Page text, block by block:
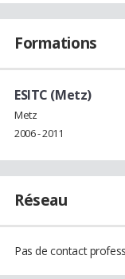
Formations
ESITC (Metz)
Metz
2006 - 2011
Réseau
Pas de contact